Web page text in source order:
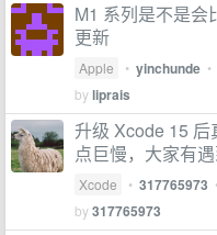
M1 系列是不是会
更新
Apple • yinchunde •
byliprais
升级 Xcode 15
点巨慢，大家有遇
Xcode • 317765973
by317765973